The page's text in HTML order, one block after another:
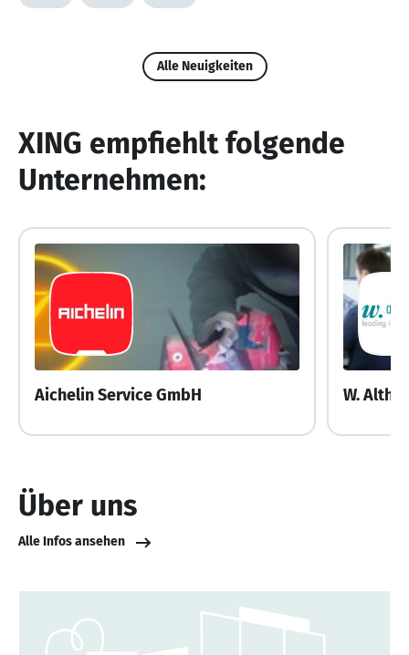
Alle Neuigkeiten
XING empfiehlt folgende
Unternehmen:
Aichelin Service GmbH W.
Über uns
Alle Infos ansehen